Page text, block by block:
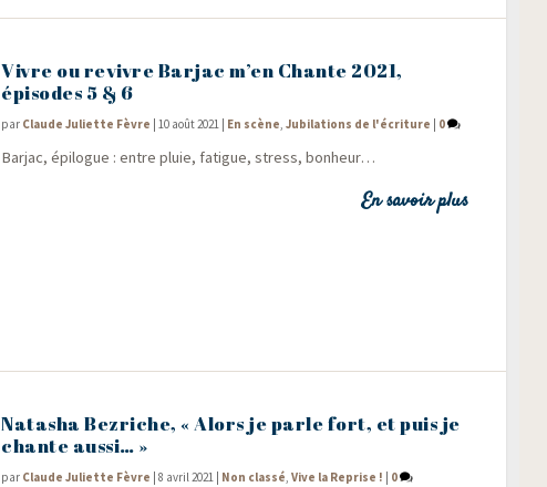
Vivre ou revivre Barjac m’en Chante 2021,
épisodes 5 & 6
par Claude Juliette Fèvre |10 août 2021 En scène,Jubilations de l'écriture 0
Bar­jac, épi­logue : entre pluie, fatigue, stress, bonheur…
En savoir plus
Natasha Bezriche, « Alors je parle fort, et puis je
chante aussi… »
par Claude Juliette Fèvre |8 avril 2021 Non classé,Vive la Reprise ! 0